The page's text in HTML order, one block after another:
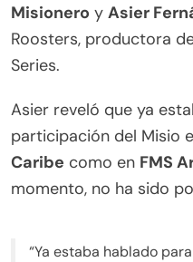
Misionero y Asier
Roosters, productora
Series.
Asier reveló que ya
participación del Misio
Caribe como en FMS
momento, no ha sido
“Ya estaba hablado